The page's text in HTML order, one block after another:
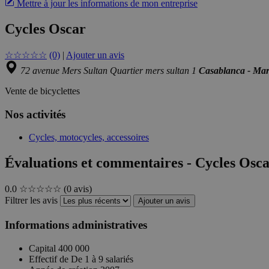
Mettre à jour les informations de mon entreprise
Cycles Oscar
☆☆☆☆☆ (0) | Ajouter un avis
72 avenue Mers Sultan Quartier mers sultan 1 Casablanca -
Vente de bicyclettes
Nos activités
Cycles, motocycles, accessoires
Évaluations et commentaires - Cycles
0.0 ☆☆☆☆☆ (0 avis)
Filtrer les avis
Ajouter un avis
Informations administratives
Capital 400 000
Effectif de De 1 à 9 salariés